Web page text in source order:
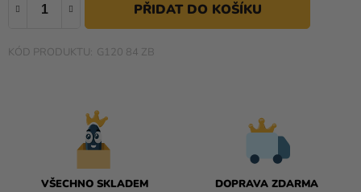
Novinky
Naše
G120 84 ZB
VŠECHNO SKLADEM
DOPRAVA ZDARMA